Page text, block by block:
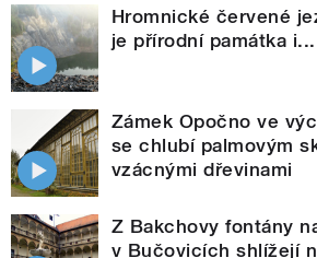
Hromnické červené
je přírodní památka i...
Zámek Opočno ve
se chlubí palmovým
vzácnými dřevinami
Z Bakchovy fontány
v Bučovicích shlížejí